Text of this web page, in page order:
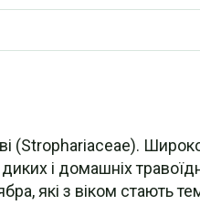
(Strophariaceae).
і домашніх
які з віком стають